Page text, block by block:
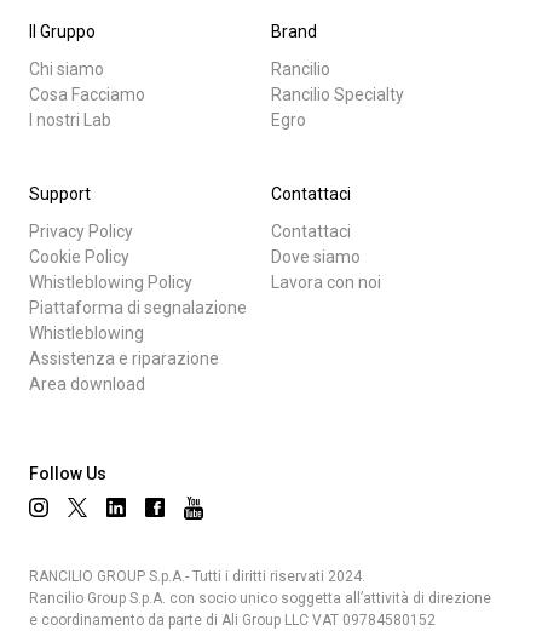
Il Gruppo
Chi siamo
Cosa Facciamo
I nostri Lab
Brand
Rancilio
Rancilio Specialty
Egro
Support
Privacy Policy
Cookie Policy
Whistleblowing Policy
Piattaforma di segnalazione
Whistleblowing
Assistenza e riparazione
Area download
Contattaci
Contattaci
Dove siamo
Lavora con noi
Follow Us
RANCILIO GROUP S.p.A.- Tutti i diritti riservati 2024.
Rancilio Group S.p.A. con socio unico soggetta all’attività di direzione
e coordinamento da parte di Ali Group LLC VAT 09784580152